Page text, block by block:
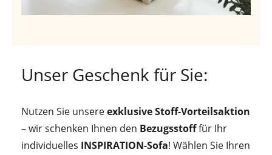
Unser Geschenk für Sie:
Nutzen Sie unsereexklusive Stoff-Vorteilsaktion
– wir schenken Ihnen den Bezugsstofffür Ihr
individuelles INSPIRATION-Sofa! Wählen Sie Ihren